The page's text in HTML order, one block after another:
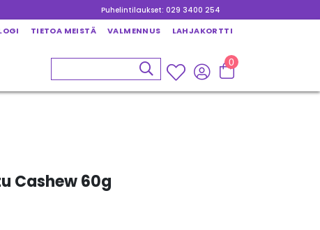
Puhelintilaukset: 029 3400 254
TIETOA MEISTÄ VALMENNUS LAHJAKORTTI
0
Cashew 60g